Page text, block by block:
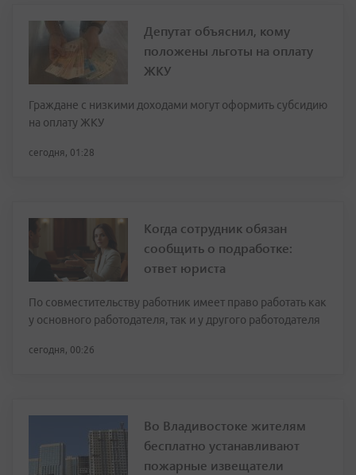
Депутат объяснил, кому
положены льготы на оплату
ЖКУ
Граждане с низкими доходами могут оформить субсидию
на оплату ЖКУ
сегодня, 01:28
Когда сотрудник обязан
сообщить о подработке:
ответ юриста
По совместительству работник имеет право работать как
у основного работодателя, так и у другого работодателя
сегодня, 00:26
Во Владивостоке жителям
бесплатно устанавливают
пожарные извещатели